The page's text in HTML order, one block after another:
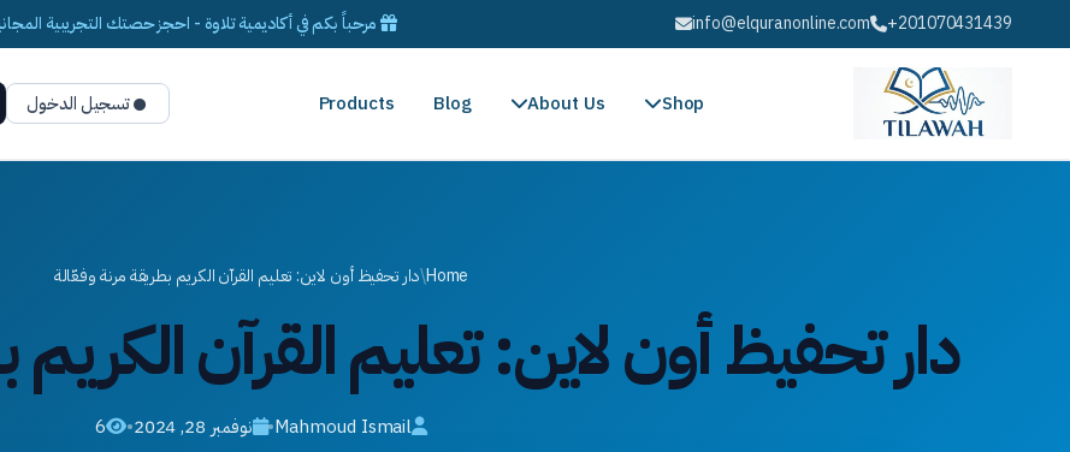
+201070431439
info@elquranonline.com مرحباً بكم في أكاديمية تلاوة - احجز حصتك التجريبية
Shop
About Us
Blog
Products تسجيل الدخول
Home
/دار تحفيظ أون لاين: تعليم القرآن الكريم بطريقة مرنة وفعّالة
دار تحفيظ أون لاين: تعليم القرآن
Mahmoud Ismail
• نوفمبر 28, 2024 •
6